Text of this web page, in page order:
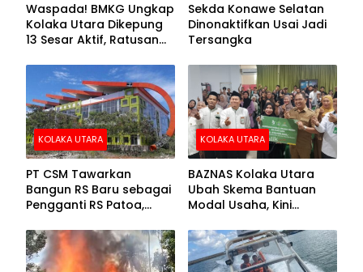
Waspada! BMKG Ungkap
Kolaka Utara Dikepung
13 Sesar Aktif, Ratusan
Sekda Konawe Selatan
Dinonaktifkan Usai Jadi
Tersangka
KOLAKA UTARA
PT CSM Tawarkan
Bangun RS Baru sebagai
Pengganti RS Patoa,
Kolut
KOLAKA UTARA
BAZNAS Kolaka Utara
Ubah Skema Bantuan
Modal Usaha, Kini
Barang Senilai Rp419,5
Juta